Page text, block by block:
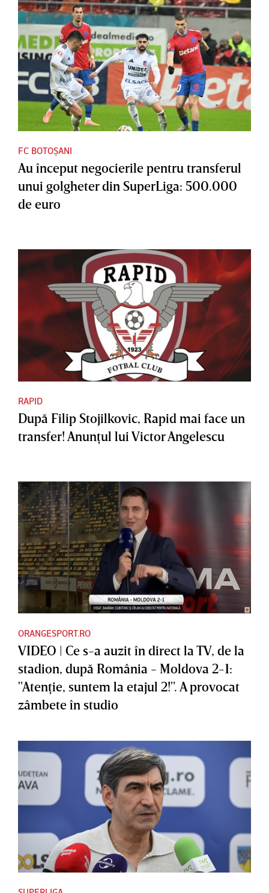
FC BOTOȘANI
Au început negocierile pentru transferul
unui golgheter din SuperLiga: 500.000
de euro
RAPID
După Filip Stojilkovic, Rapid mai face un
transfer! Anunţul lui Victor Angelescu
ORANGESPORT.RO
VIDEO | Ce s-a auzit în direct la TV, de la
stadion, după România - Moldova 2-1:
"Atenţie, suntem la etajul 2!". A provocat
zâmbete în studio